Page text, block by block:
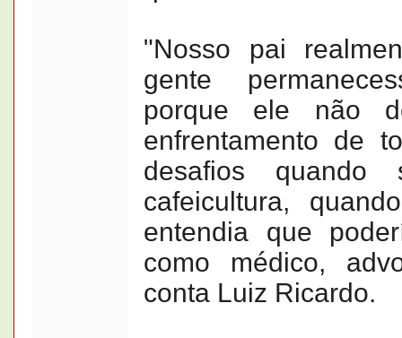
"Nosso pai
gente
porque ele não
enfrentamento de
desafios
cafeicultura,
entendia que
como médico,
conta Luiz Ricardo.